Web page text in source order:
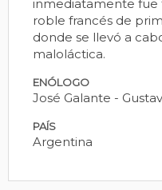
inmediatamente fue
roble francés de
donde se llevó a
maloláctica.
ENÓLOGO
José Galante -
PAÍS
Argentina